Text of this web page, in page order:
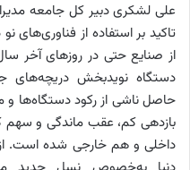
علی لشکری دبیر کل جامعه
تاکید بر استفاده از
از صنایع حتی در روزهای آخر
دستگاه نویدبخش دریچه‌های
حاصل ناشی از رکود دستگا‌ه‌ها
بازدهی کم، عقب ماندگی و سهم
داخلی و هم خارجی شده است. از